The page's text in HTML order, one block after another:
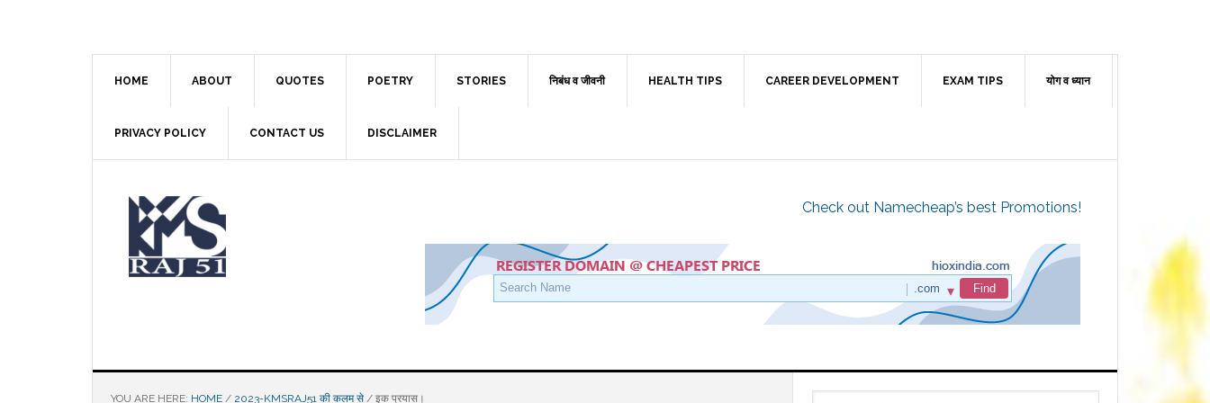
HOME ABOUT QUOTES POETRY STORIES निबंध व जीवनी HEALTH TIPS CAREER DEVELOPMENT EXAM TIPS योग व ध्यान
PRIVACY POLICY CONTACT US DISCLAIMER
Check out Namecheap’s best Promotions!
YOU ARE HERE: HOME / 2023-KMSRAJ51 की कलम से / इक प्रयास।
Primary